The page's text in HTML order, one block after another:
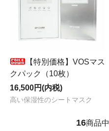
【特別価格】VOSマス
クパック（10枚）
16,500円(内税)
高い保湿性のシートマスク
16商品中